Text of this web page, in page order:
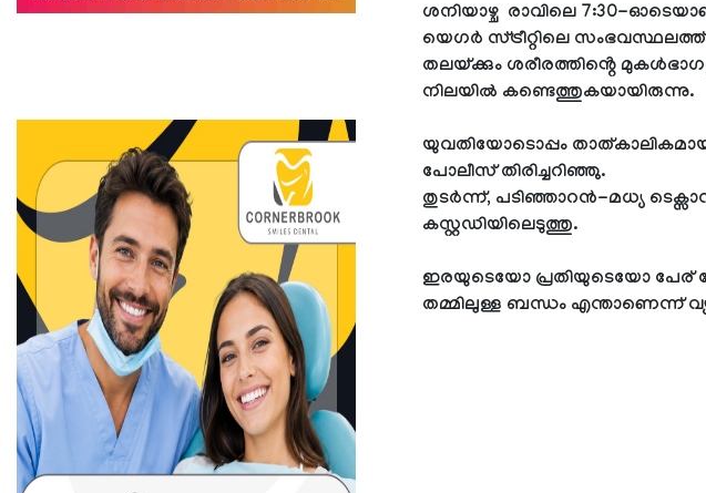
ശനിയാഴ്ച രാവിലെ 7:30-
യെഗർ സ്ട്രീറ്റിലെ
തലയ്ക്കും ശരീരത്തിൻ്റെ
നിലയിൽ കണ്ടെത്തുകയായിരുന്നു.
യുവതിയോടൊപ്പം
പോലീസ് തിരിച്ചറിഞ്ഞു.
തുടർന്ന്, പടിഞ്ഞാറൻ-മധ്യ
കസ്റ്റഡിയിലെടുത്തു.
ഇരയുടെയോ പ്രതിയുടെയോ പേര്
തമ്മിലുള്ള ബന്ധം എന്താണെന്ന്